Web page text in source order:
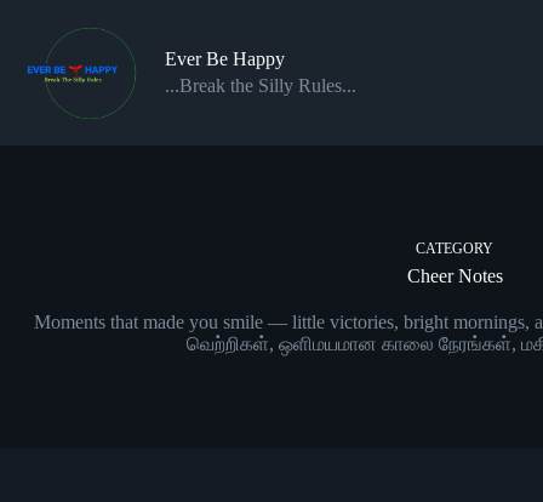
content
Ever Be Happy
...Break the Silly Rules...
CATEGORY
Cheer Notes
Moments that made you smile — little victories, bright
வெற்றிகள், ஒளிமயமான காலை நேரங்கள்,